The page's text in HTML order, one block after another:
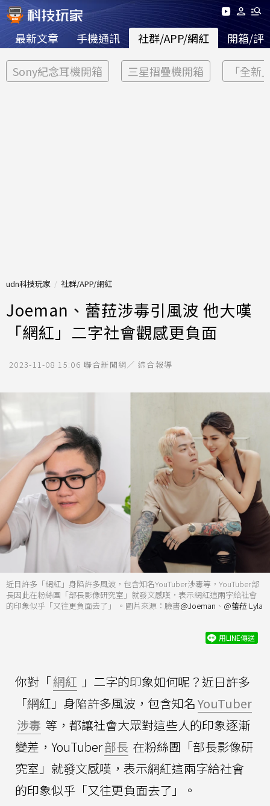
最新文章 手機通訊 社群/APP/網紅 開箱/評
Sony紀念耳機開箱 三星摺疊機開箱 「全新
udn科技玩家 社群/APP/網紅
Joeman、蕾菈涉毒引風波 他大嘆
「網紅」二字社會觀感更負面
2023-11-08 15:06 聯合新聞網／ 綜合報導
近日許多「網紅」身陷許多風波，包含知名YouTuber涉毒等，YouTuber部
長因此在粉絲團「部長影像研究室」就發文感嘆，表示網紅這兩字給社會
的印象似乎「又往更負面去了」 。圖片來源：臉書@Joeman 、 @蕾菈 Lyla
用LINE傳送
你對「網紅 」二字的印象如何呢？近日許多
「網紅」身陷許多風波，包含知名YouTuber
涉毒 等，都讓社會大眾對這些人的印象逐漸
變差，YouTuber部長 在粉絲團「部長影像研
究室」就發文感嘆，表示網紅這兩字給社會
的印象似乎「又往更負面去了」。